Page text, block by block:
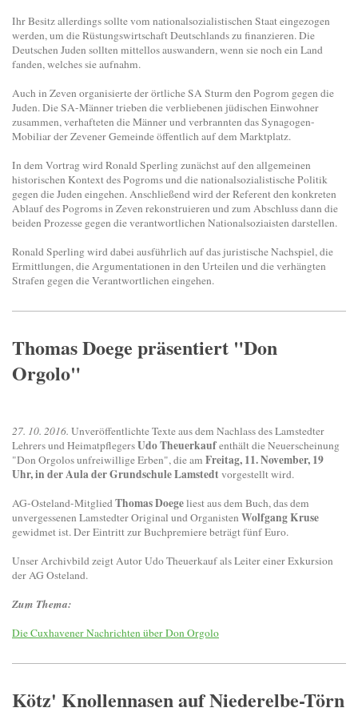
Ihr Besitz allerdings sollte vom nationalsozialistischen Staat eingezogen
werden, um die Rüstungswirtschaft Deutschlands zu finanzieren. Die
Deutschen Juden sollten mittellos auswandern, wenn sie noch ein Land
fanden, welches sie aufnahm.
Auch in Zeven organisierte der örtliche SA Sturm den Pogrom gegen die
Juden. Die SA-Männer trieben die verbliebenen jüdischen Einwohner
zusammen, verhafteten die Männer und verbrannten das Synagogen-
Mobiliar der Zevener Gemeinde öffentlich auf dem Marktplatz.
In dem Vortrag wird Ronald Sperling zunächst auf den allgemeinen
historischen Kontext des Pogroms und die nationalsozialistische Politik
gegen die Juden eingehen. Anschließend wird der Referent den konkreten
Ablauf des Pogroms in Zeven rekonstruieren und zum Abschluss dann die
beiden Prozesse gegen die verantwortlichen Nationalsoziaisten darstellen.
Ronald Sperling wird dabei ausführlich auf das juristische Nachspiel, die
Ermittlungen, die Argumentationen in den Urteilen und die verhängten
Strafen gegen die Verantwortlichen eingehen.
Thomas Doege präsentiert "Don
Orgolo"
27. 10. 2016. Unveröffentlichte Texte aus dem Nachlass des Lamstedter
Lehrers und HeimatpflegersUdo Theuerkaufenthält die Neuerscheinung
"Don Orgolos unfreiwillige Erben", die am Freitag, 11. November, 19
Uhr, in der Aula der Grundschule Lamstedtvorgestellt wird.
AG-Osteland-MitgliedThomas Doegeliest aus dem Buch, das dem
unvergessenen Lamstedter Original und Organisten Wolfgang Kruse
gewidmet ist. Der Eintritt zur Buchpremiere beträgt fünf Euro.
Unser Archivbild zeigt Autor Udo Theuerkauf als Leiter einer Exkursion
der AG Osteland.
Zum Thema:
Die Cuxhavener Nachrichten über Don Orgolo
Kötz' Knollennasen auf Niederelbe-Törn